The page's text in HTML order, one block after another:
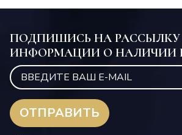
ПОДПИШИСЬ НА
ИНФОРМАЦИИ О НАЛИЧИИ